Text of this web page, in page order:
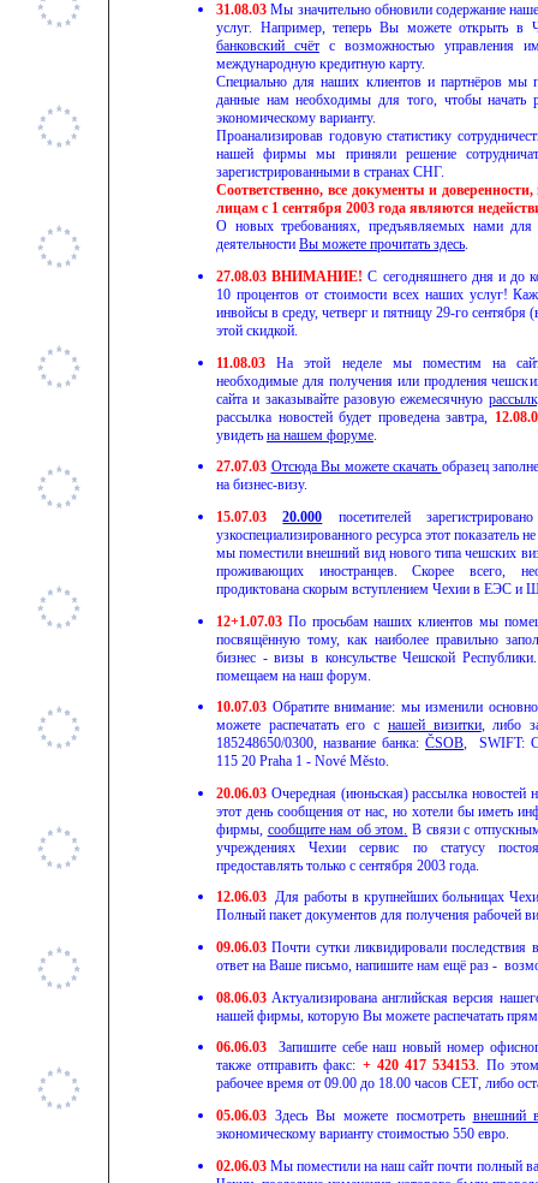
31.08.03Мы значительно обновили содержание
услуг. Например, теперь Вы можете открыть в
банковский счётс возможностью управления им
международную кредитную карту.
Специально для наших клиентов и партнёров
данные нам необходимы для того, чтобы начать
экономическому варианту.
Проанализировав годовую статистику
нашей фирмы мы приняли решение
зарегистрированными в странах СНГ.
Соответственно, все документы и
лицам с 1 сентября 2003 года являются
О новых требованиях, предъявляемых нами для
деятельности Вы можете прочитать здесь.
27.08.03ВНИМАНИЕ! С сегодняшнего дня и до
10 процентов от стоимости всех наших услуг!
инвойсы в среду, четверг и пятницу 29-го сентября
этой скидкой.
11.08.03На этой неделе мы поместим на
необходимые для получения или продления
сайта и заказывайте разовую ежемесячную
рассылка новостей будет проведена завтра,
увидеть на нашем форуме
27.07.03 Отсюда Вы можете скачать образец
на бизнес-визу.
15.07.0320.000 посетителей
узкоспециализированного ресурса этот
мы поместили внешний вид нового типа чешских
проживающих иностранцев. Скорее всего,
продиктована скорым вступлением Чехии в ЕЭС и
12+1.07.03 По просьбам наших клиентов мы
посвящённую тому, как наиболее правильно
бизнес - визы в консульстве Чешской
помещаем на наш форум.
10.07.03 Обратите внимание: мы изменили
можете распечатать его с нашей визитки, либо
185248650/0300, название банка: ČSOB, SWIFT:
115 20 Praha 1 - Nové Město.
20.06.03 Очередная (июньская) рассылка
этот день сообщения от нас, но хотели бы иметь
фирмы, сообщите нам об этом. В связи с
учреждениях Чехии сервис по статусу
предоставлять только с сентября 2003 года.
12.06.03 Для работы в крупнейших больницах
Полный пакет документов для получения рабочей
09.06.03Почти сутки ликвидировали
ответ на Ваше письмо, напишите нам ещё раз -
08.06.03 Актуализирована английская версия
нашей фирмы, которую Вы можете распечатать
06.06.03 Запишите себе наш новый номер
также отправить факс: + 420 417 534153. По
рабочее время от 09.00 до 18.00 часов CET, либо
05.06.03 Здесь Вы можете посмотреть внешний
экономическому варианту стоимостью 550 евро.
02.06.03 Мы поместили на наш сайт почти полный